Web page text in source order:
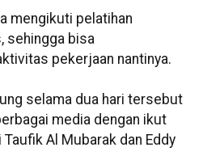
mengikuti pelatihan
sehingga bisa
pekerjaan nantinya.
selama dua hari tersebut
media dengan ikut
Al Mubarak dan Eddy